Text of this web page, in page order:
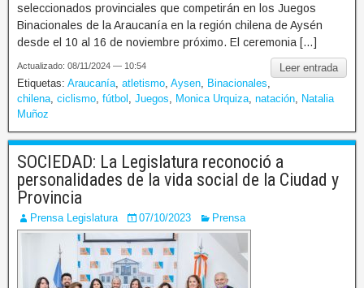
seleccionados provinciales que competirán en los Juegos
Binacionales de la Araucanía en la región chilena de Aysén
desde el 10 al 16 de noviembre próximo. El ceremonia […]
Leer entrada
Actualizado: 08/11/2024 — 10:54
Etiquetas: Araucanía atletismo Aysen Binacionales
chilena ciclismo fútbol Juegos Monica Urquiza natación
Natalia
Muñoz
SOCIEDAD: La Legislatura reconoció a
personalidades de la vida social de la Ciudad y
Provincia
Prensa Legislatura 07/10/2023 Prensa